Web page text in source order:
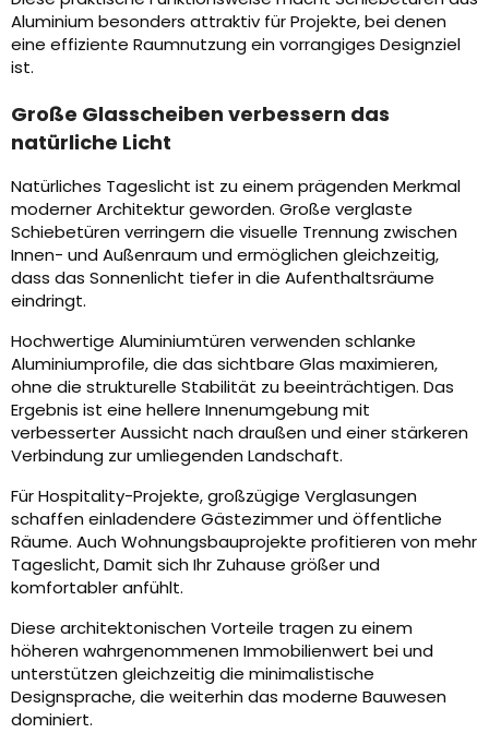
Aluminium besonders attraktiv für Projekte, bei denen
eine effiziente Raumnutzung ein vorrangiges Designziel
ist.
Große Glasscheiben verbessern das
natürliche Licht
Natürliches Tageslicht ist zu einem prägenden Merkmal
moderner Architektur geworden. Große verglaste
Schiebetüren verringern die visuelle Trennung zwischen
Innen- und Außenraum und ermöglichen gleichzeitig,
dass das Sonnenlicht tiefer in die Aufenthaltsräume
eindringt.
Hochwertige Aluminiumtüren verwenden schlanke
Aluminiumprofile, die das sichtbare Glas maximieren,
ohne die strukturelle Stabilität zu beeinträchtigen. Das
Ergebnis ist eine hellere Innenumgebung mit
verbesserter Aussicht nach draußen und einer stärkeren
Verbindung zur umliegenden Landschaft.
Für Hospitality-Projekte, großzügige Verglasungen
schaffen einladendere Gästezimmer und öffentliche
Räume. Auch Wohnungsbauprojekte profitieren von mehr
Tageslicht, Damit sich Ihr Zuhause größer und
komfortabler anfühlt.
Diese architektonischen Vorteile tragen zu einem
höheren wahrgenommenen Immobilienwert bei und
unterstützen gleichzeitig die minimalistische
Designsprache, die weiterhin das moderne Bauwesen
dominiert.